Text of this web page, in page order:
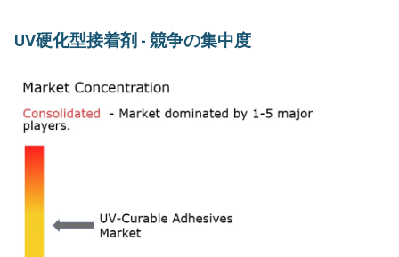
UV硬化型接着剤 - 競争の集中度